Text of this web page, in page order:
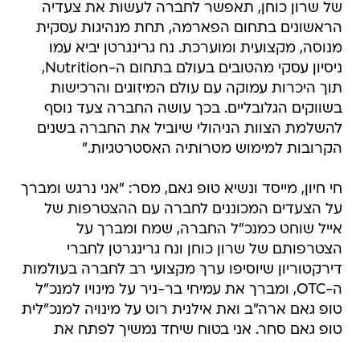
של שרון כוחן, תאפשר לחברה לעשות את צעדיה
הראשונים בתחום הפארמה, תחת מנהיגות עסקית
מנוסה, מקצועית ומוערכת. נח גרינגרטן יביא עמו
ניסיון עסקי מהטובים בעולם בתחום ה-Nutrition,
תוך היכרות עמוקה עם עולם המיזוגים והרכישות
בשווקים הגלובליים. בכך עושה החברה צעד נוסף
להשלמת הצוות הניהולי שיוביל את החברה בשנים
הקרובות למימוש מטרותיה האסטרטגיות."
חי חיון, מייסד ונשיא טופ גאם, מסר: "אני נרגש ומברך
על הצעדים המכוננים לחברה עם ההצטרפות של
אייל שוחט כמנכ"ל החברה, שמח ומברך על
הצטרפותם של שרון כוחן ונח גרינגרטן לחברי
דירקטוריון שיוסיפו ערך מקצועי רב לחברה בעולמות
ה-OTC, ומברך את עמיחי בר-ניר על מינויו למנכ"ל
טופ גאם ארה"ב ואת אילנית רוט על מינויה למנכ"לית
טופ גאם סחר. אני בטוח שיחד נמשיך לפתח את